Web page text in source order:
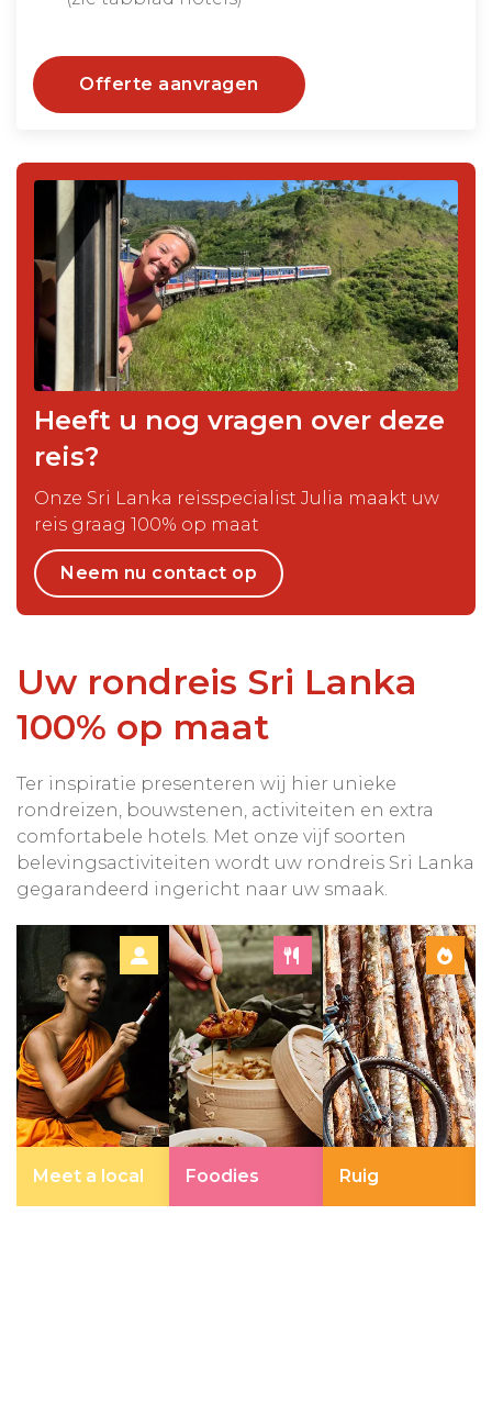
Offerte aanvragen
Heeft u nog vragen over deze
reis?
Onze Sri Lanka reisspecialist Julia maakt uw
reis graag 100% op maat
Neem nu contact op
Uw rondreis Sri Lanka
100% op maat
Ter inspiratie presenteren wij hier unieke
rondreizen, bouwstenen, activiteiten en extra
comfortabele hotels. Met onze vijf soorten
belevingsactiviteiten wordt uw rondreis Sri Lanka
gegarandeerd ingericht naar uw smaak.
Meet a local Foodies Ruig